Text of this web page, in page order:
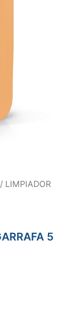
/ LIMPIADOR
5